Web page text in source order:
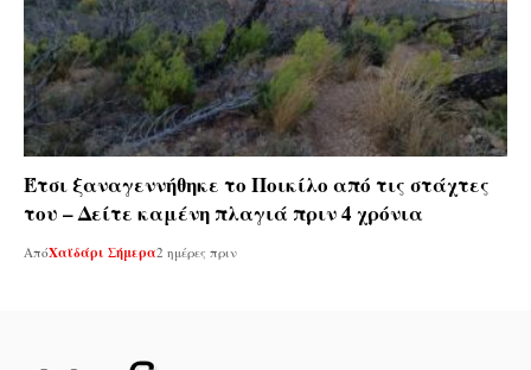
Έτσι ξαναγεννήθηκε το Ποικίλο από τις στάχτες
του – Δείτε καμένη πλαγιά πριν 4 χρόνια
ΑπόΧαϊδάρι Σήμερα2 ημέρες πριν